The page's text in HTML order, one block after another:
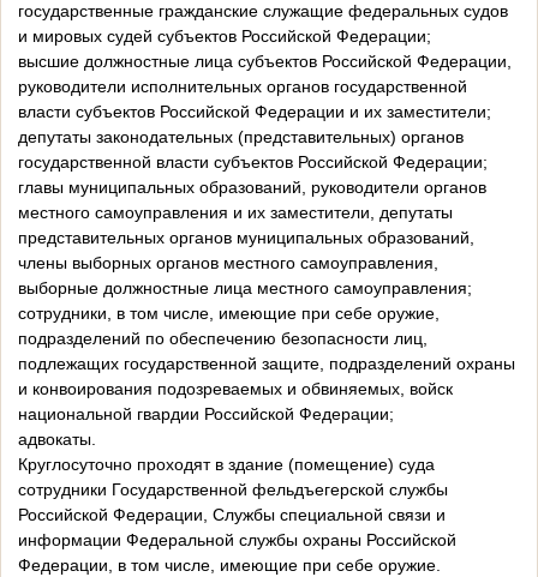
государственные гражданские служащие федеральных судов
и мировых судей субъектов Российской Федерации;
высшие должностные лица субъектов Российской Федерации,
руководители исполнительных органов государственной
власти субъектов Российской Федерации и их заместители;
депутаты законодательных (представительных) органов
государственной власти субъектов Российской Федерации;
главы муниципальных образований, руководители органов
местного самоуправления и их заместители, депутаты
представительных органов муниципальных образований,
члены выборных органов местного самоуправления,
выборные должностные лица местного самоуправления;
сотрудники, в том числе, имеющие при себе оружие,
подразделений по обеспечению безопасности лиц,
подлежащих государственной защите, подразделений охраны
и конвоирования подозреваемых и обвиняемых, войск
национальной гвардии Российской Федерации;
адвокаты.
Круглосуточно проходят в здание (помещение) суда
сотрудники Государственной фельдъегерской службы
Российской Федерации, Службы специальной связи и
информации Федеральной службы охраны Российской
Федерации, в том числе, имеющие при себе оружие.